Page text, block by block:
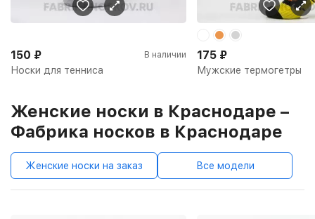
Носки для тенниса
150 ₽ В наличии
Мужские термогетры
175 ₽
Женские носки в Краснодаре –
Фабрика носков в Краснодаре
Женские носки на заказ Все модели